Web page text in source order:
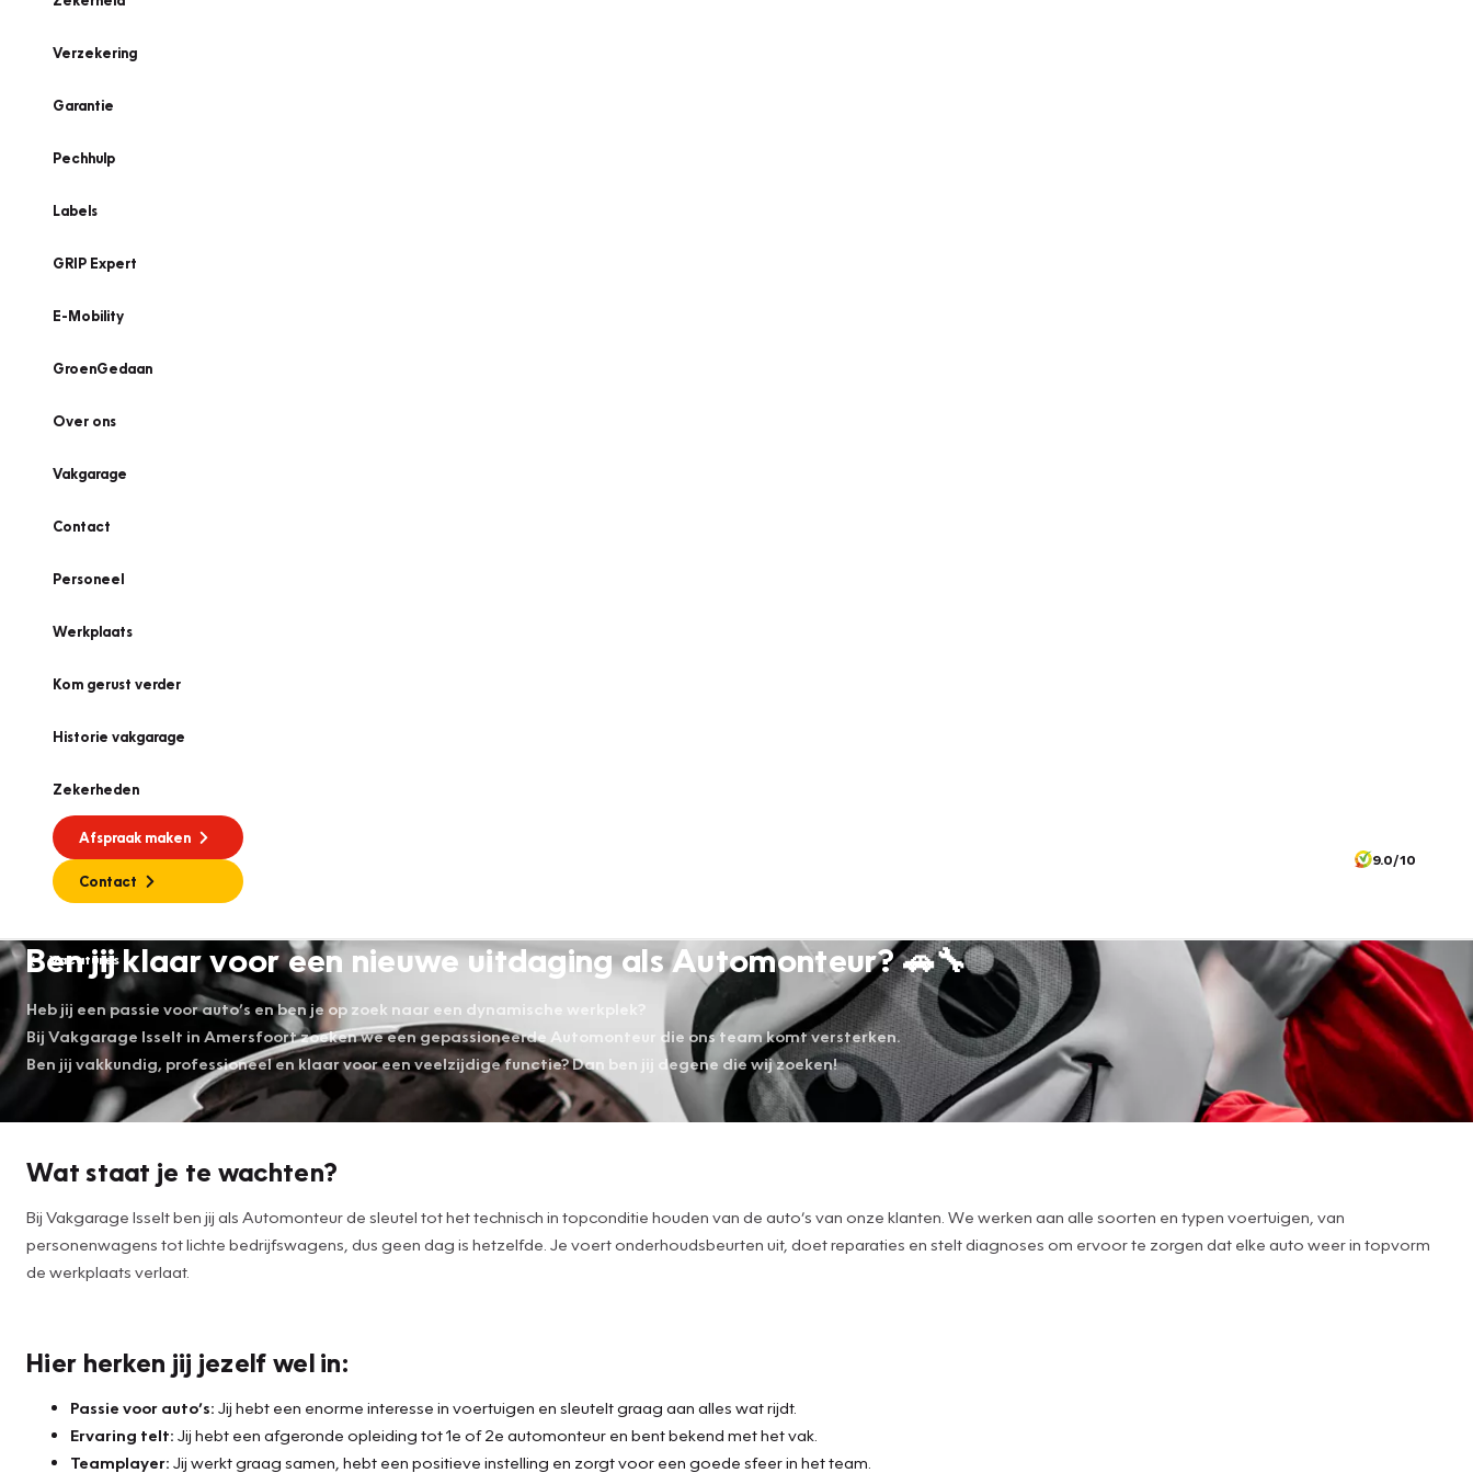
Verzekering
Garantie
Pechhulp
Labels
GRIP Expert
E-Mobility
GroenGedaan
Over ons
Vakgarage
Contact
Personeel
Werkplaats
Kom gerust verder
Historie vakgarage
Zekerheden
Afspraak maken
Contact
9.0/10
Vacatures
Ben jij klaar voor een nieuwe uitdaging als Automonteur? 🚗🔧
Heb jij een passie voor auto’s en ben je op zoek naar een dynamische werkplek?
Bij Vakgarage Isselt in Amersfoort zoeken we een gepassioneerde Automonteur die ons team komt versterken.
Ben jij vakkundig, professioneel en klaar voor een veelzijdige functie? Dan ben jij degene die wij zoeken!
Wat staat je te wachten?
Bij Vakgarage Isselt ben jij als Automonteur de sleutel tot het technisch in topconditie houden van de auto’s van onze klanten. We werken aan alle soorten en typen voertuigen, van
personenwagens tot lichte bedrijfswagens, dus geen dag is hetzelfde. Je voert onderhoudsbeurten uit, doet reparaties en stelt diagnoses om ervoor te zorgen dat elke auto weer in topvorm
de werkplaats verlaat.
Hier herken jij jezelf wel in:
Passie voor auto’s: Jij hebt een enorme interesse in voertuigen en sleutelt graag aan alles wat rijdt.
Ervaring telt: Jij hebt een afgeronde opleiding tot 1e of 2e automonteur en bent bekend met het vak.
Teamplayer: Jij werkt graag samen, hebt een positieve instelling en zorgt voor een goede sfeer in het team.